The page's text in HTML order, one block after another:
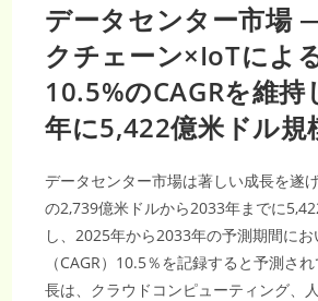
データセンター市場
クチェーン×IoTによ
10.5%のCAGRを維
年に5,422億米ドル規
データセンター市場は著しい成長を遂
の2,739億米ドルから2033年までに
し、2025年から2033年の予測期間に
（CAGR）10.5％を記録すると予測さ
長は、クラウドコンピューティング、